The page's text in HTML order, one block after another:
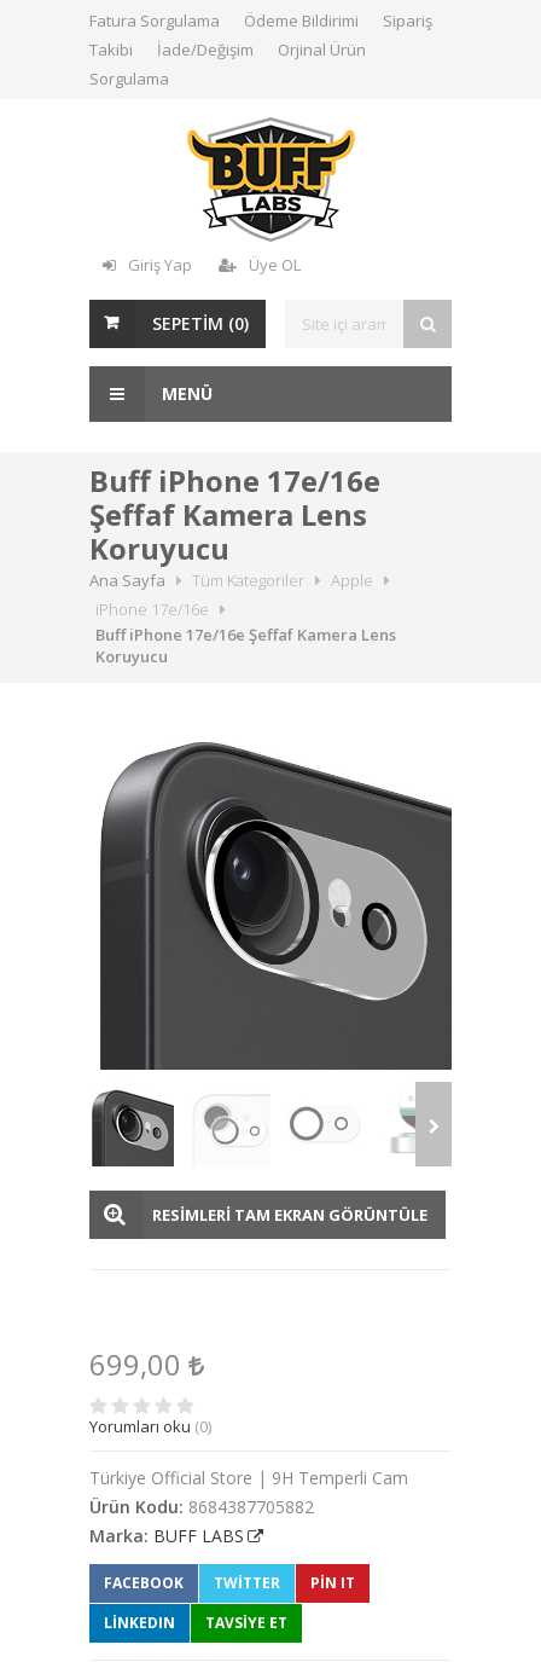
Fatura Sorgulama Ödeme Bildirimi
Sipariş
Takibi
İade/Değişim
Orjinal Ürün
Sorgulama
Giriş Yap Üye OL
SEPETİM (0)
MENÜ
Buff iPhone 17e/16e
Şeffaf Kamera Lens
Koruyucu
Ana Sayfa Tüm Kategoriler
Apple
iPhone 17e/16e
Buff iPhone 17e/16e Şeffaf Kamera Lens
Koruyucu
RESİMLERİ TAM EKRAN GÖRÜNTÜLE
699,00
Yorumları oku (0)
Türkiye Official Store | 9H Temperli Cam
Ürün Kodu: 8684387705882
Marka: BUFF LABS
FACEBOOK TWITTER
PIN IT
LINKEDIN
TAVSİYE ET